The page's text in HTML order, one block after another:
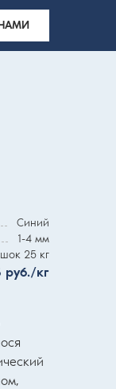
Синий
1-4 мм
25 кг
руб./кг